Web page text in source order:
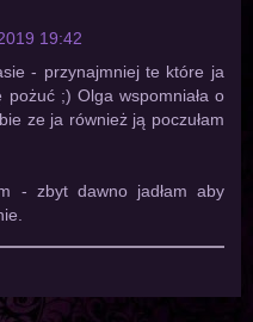
19:42
- przynajmniej te które ja
pożuć ;) Olga wspomniała o
ze ja również ją poczułam
- zbyt dawno jadłam aby